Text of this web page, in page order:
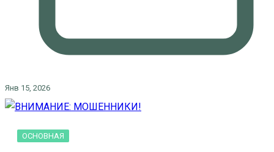
Янв 15, 2026
ОСНОВНАЯ